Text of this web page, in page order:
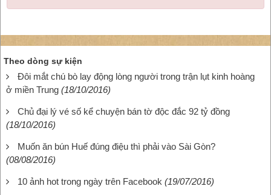
Theo dòng sự kiện
Đôi mắt chú bò lay động lòng người trong trận lụt kinh hoàng
ở miền Trung (18/10/2016)
Chủ đại lý vé số kể chuyện bán tờ độc đắc 92 tỷ đồng
(18/10/2016)
Muốn ăn bún Huế đúng điệu thì phải vào Sài Gòn?
(08/08/2016)
10 ảnh hot trong ngày trên Facebook (19/07/2016)